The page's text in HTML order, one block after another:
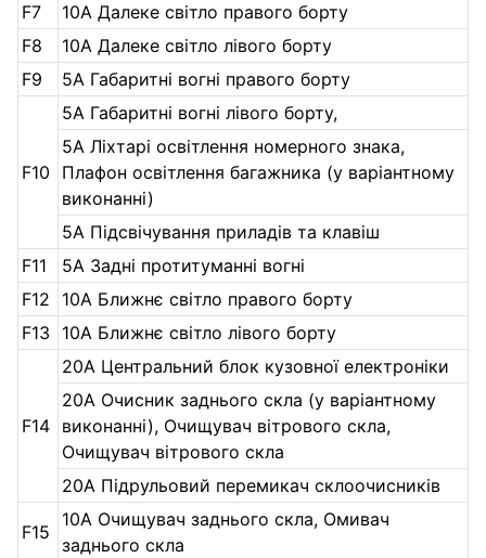
F7
10A Далеке світло правого борту
F8
10A Далеке світло лівого борту
F9
5A Габаритні вогні правого борту
F10
5A Габаритні вогні лівого борту,
5A Ліхтарі освітлення номерного знака,
Плафон освітлення багажника (у варіантному
виконанні)
5A Підсвічування приладів та клавіш
F11
5A Задні протитуманні вогні
F12
10A Ближнє світло правого борту
F13
10A Ближнє світло лівого борту
F14
20A Центральний блок кузовної електроніки
20A Очисник заднього скла (у варіантному
виконанні), Очищувач вітрового скла,
Очищувач вітрового скла
20A Підрульовий перемикач склоочисників
F15
10A Очищувач заднього скла, Омивач
заднього скла